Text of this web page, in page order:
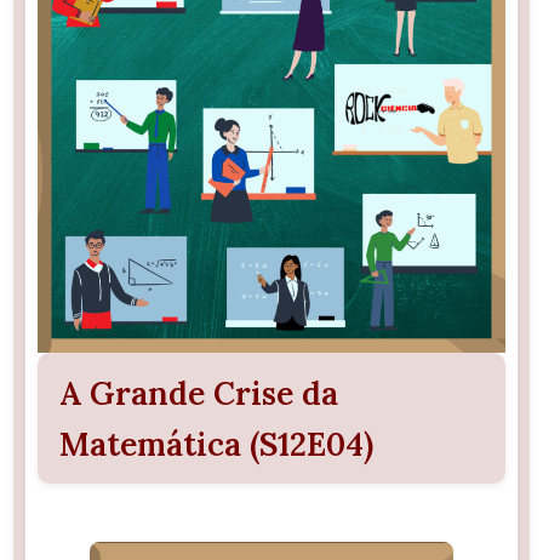
A Grande Crise da
Matemática (S12E04)